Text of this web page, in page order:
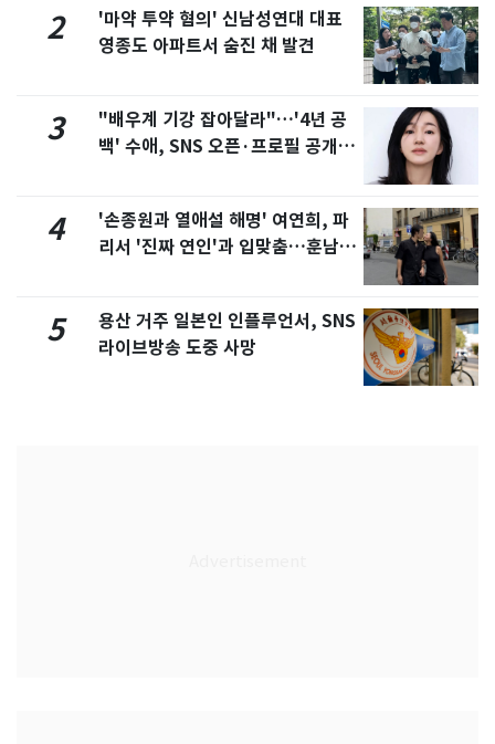
2
'마약 투약 혐의' 신남성연대 대표
영종도 아파트서 숨진 채 발견
3
"배우계 기강 잡아달라"…'4년 공
백' 수애, SNS 오픈·프로필 공개
4
'손종원과 열애설 해명' 여연희, 파
리서 '진짜 연인'과 입맞춤…훈남이
5
용산 거주 일본인 인플루언서, SNS
라이브방송 도중 사망